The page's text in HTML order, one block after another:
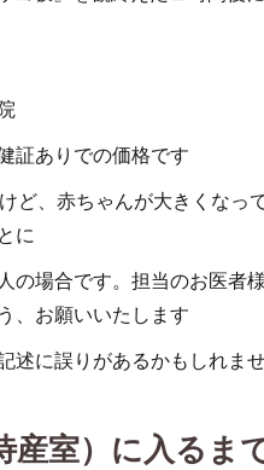
証ありでの価格です
ど、赤ちゃんが大きくなっ
に
の場合です。担当のお医者
、お願いいたします
述に誤りがあるかもしれま
産室）に入るま